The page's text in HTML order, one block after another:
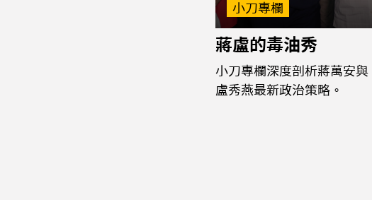
小刀專欄
蔣盧的毒油秀
小刀專欄深度剖析蔣萬安與
盧秀燕最新政治策略。